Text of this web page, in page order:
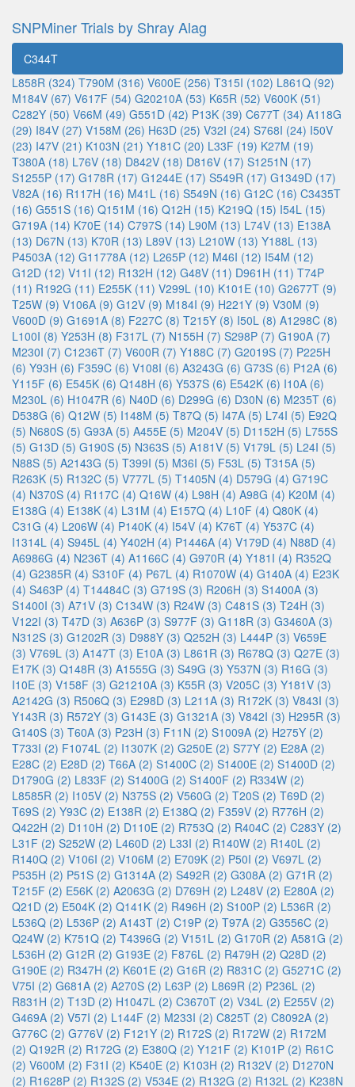
SNPMiner Trials by Shray Alag
C344T
L858R (324) T790M (316) V600E (256) T315I (102) L861Q (92)
M184V (67) V617F (54) G20210A (53) K65R (52) V600K (51)
C282Y (50) V66M (49) G551D (42) P13K (39) C677T (34) A118G
(29) I84V (27) V158M (26) H63D (25) V32I (24) S768I (24) I50V
(23) I47V (21) K103N (21) Y181C (20) L33F (19) K27M (19)
T380A (18) L76V (18) D842V (18) D816V (17) S1251N (17)
S1255P (17) G178R (17) G1244E (17) S549R (17) G1349D (17)
V82A (16) R117H (16) M41L (16) S549N (16) G12C (16) C3435T
(16) G551S (16) Q151M (16) Q12H (15) K219Q (15) I54L (15)
G719A (14) K70E (14) C797S (14) L90M (13) L74V (13) E138A
(13) D67N (13) K70R (13) L89V (13) L210W (13) Y188L (13)
P4503A (12) G11778A (12) L265P (12) M46I (12) I54M (12)
G12D (12) V11I (12) R132H (12) G48V (11) D961H (11) T74P
(11) R192G (11) E255K (11) V299L (10) K101E (10) G2677T (9)
T25W (9) V106A (9) G12V (9) M184I (9) H221Y (9) V30M (9)
V600D (9) G1691A (8) F227C (8) T215Y (8) I50L (8) A1298C (8)
L100I (8) Y253H (8) F317L (7) N155H (7) S298P (7) G190A (7)
M230I (7) C1236T (7) V600R (7) Y188C (7) G2019S (7) P225H
(6) Y93H (6) F359C (6) V108I (6) A3243G (6) G73S (6) P12A (6)
Y115F (6) E545K (6) Q148H (6) Y537S (6) E542K (6) I10A (6)
M230L (6) H1047R (6) N40D (6) D299G (6) D30N (6) M235T (6)
D538G (6) Q12W (5) I148M (5) T87Q (5) I47A (5) L74I (5) E92Q
(5) N680S (5) G93A (5) A455E (5) M204V (5) D1152H (5) L755S
(5) G13D (5) G190S (5) N363S (5) A181V (5) V179L (5) L24I (5)
N88S (5) A2143G (5) T399I (5) M36I (5) F53L (5) T315A (5)
R263K (5) R132C (5) V777L (5) T1405N (4) D579G (4) G719C
(4) N370S (4) R117C (4) Q16W (4) L98H (4) A98G (4) K20M (4)
E138G (4) E138K (4) L31M (4) E157Q (4) L10F (4) Q80K (4)
C31G (4) L206W (4) P140K (4) I54V (4) K76T (4) Y537C (4)
I1314L (4) S945L (4) Y402H (4) P1446A (4) V179D (4) N88D (4)
A6986G (4) N236T (4) A1166C (4) G970R (4) Y181I (4) R352Q
(4) G2385R (4) S310F (4) P67L (4) R1070W (4) G140A (4) E23K
(4) S463P (4) T14484C (3) G719S (3) R206H (3) S1400A (3)
S1400I (3) A71V (3) C134W (3) R24W (3) C481S (3) T24H (3)
V122I (3) T47D (3) A636P (3) S977F (3) G118R (3) G3460A (3)
N312S (3) G1202R (3) D988Y (3) Q252H (3) L444P (3) V659E
(3) V769L (3) A147T (3) E10A (3) L861R (3) R678Q (3) Q27E (3)
E17K (3) Q148R (3) A1555G (3) S49G (3) Y537N (3) R16G (3)
I10E (3) V158F (3) G21210A (3) K55R (3) V205C (3) Y181V (3)
A2142G (3) R506Q (3) E298D (3) L211A (3) R172K (3) V843I (3)
Y143R (3) R572Y (3) G143E (3) G1321A (3) V842I (3) H295R (3)
G140S (3) T60A (3) P23H (3) F11N (2) S1009A (2) H275Y (2)
T733I (2) F1074L (2) I1307K (2) G250E (2) S77Y (2) E28A (2)
E28C (2) E28D (2) T66A (2) S1400C (2) S1400E (2) S1400D (2)
D1790G (2) L833F (2) S1400G (2) S1400F (2) R334W (2)
L8585R (2) I105V (2) N375S (2) V560G (2) T20S (2) T69D (2)
T69S (2) Y93C (2) E138R (2) E138Q (2) F359V (2) R776H (2)
Q422H (2) D110H (2) D110E (2) R753Q (2) R404C (2) C283Y (2)
L31F (2) S252W (2) L460D (2) L33I (2) R140W (2) R140L (2)
R140Q (2) V106I (2) V106M (2) E709K (2) P50I (2) V697L (2)
P535H (2) P51S (2) G1314A (2) S492R (2) G308A (2) G71R (2)
T215F (2) E56K (2) A2063G (2) D769H (2) L248V (2) E280A (2)
Q21D (2) E504K (2) Q141K (2) R496H (2) S100P (2) L536R (2)
L536Q (2) L536P (2) A143T (2) C19P (2) T97A (2) G3556C (2)
Q24W (2) K751Q (2) T4396G (2) V151L (2) G170R (2) A581G (2)
L536H (2) G12R (2) G193E (2) F876L (2) R479H (2) Q28D (2)
G190E (2) R347H (2) K601E (2) G16R (2) R831C (2) G5271C (2)
V75I (2) G681A (2) A270S (2) L63P (2) L869R (2) P236L (2)
R831H (2) T13D (2) H1047L (2) C3670T (2) V34L (2) E255V (2)
G469A (2) V57I (2) L144F (2) M233I (2) C825T (2) C8092A (2)
G776C (2) G776V (2) F121Y (2) R172S (2) R172W (2) R172M
(2) Q192R (2) R172G (2) E380Q (2) Y121F (2) K101P (2) R61C
(2) V600M (2) F31I (2) K540E (2) K103H (2) R132V (2) D1270N
(2) R1628P (2) R132S (2) V534E (2) R132G (2) R132L (2) K238N